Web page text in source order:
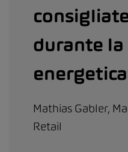
durante la
Mathias Gabler,
Retail